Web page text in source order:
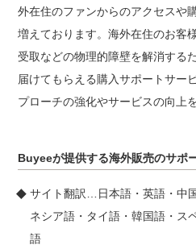
外在住のファンからのアクセスや
増えております。海外在住のお客
受取などの物理的障壁を解消する
届けてもらえる購入サポートサー
プローチの強化やサービスの向上
Buyeeが提供する海外販売のサポ
サイト翻訳…日本語・英語・中
ネシア語・タイ語・韓国語・ス
語